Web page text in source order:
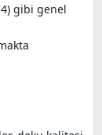
gibi genel